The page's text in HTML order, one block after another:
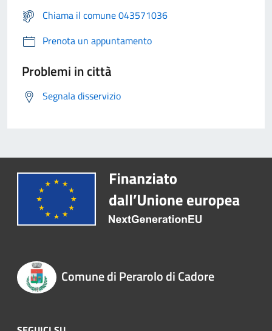
Chiama il comune 043571036
Prenota un appuntamento
Problemi in città
Segnala disservizio
Comune di Perarolo di Cadore